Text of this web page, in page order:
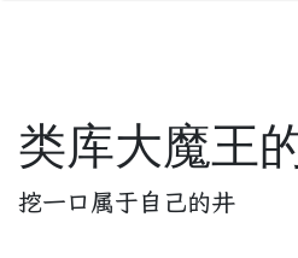
类库大魔王
挖一口属于自己的井